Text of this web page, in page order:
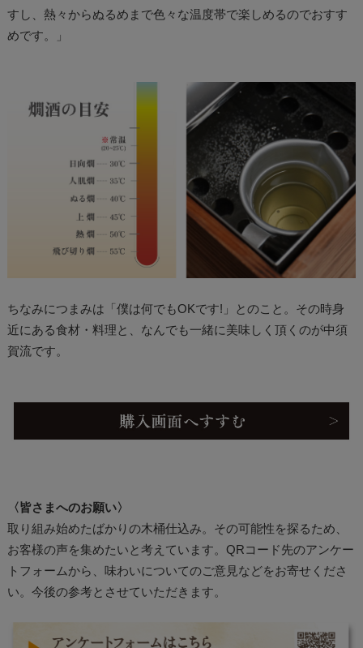
すし、熱々からぬるめまで色々な温度帯で楽しめるのでおすす
めです。」
ちなみにつまみは「僕は何でもOKです!」とのこと。その時身
近にある食材・料理と、なんでも一緒に美味しく頂くのが中須
賀流です。
〈皆さまへのお願い〉
取り組み始めたばかりの木桶仕込み。その可能性を探るため、
お客様の声を集めたいと考えています。QRコード先のアンケー
トフォームから、味わいについてのご意見などをお寄せくださ
い。今後の参考とさせていただきます。